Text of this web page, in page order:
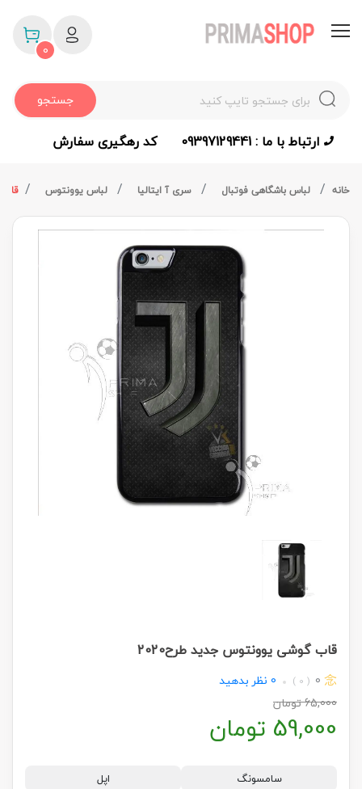
جستجو
0
ارتباط با ما : 09397129441 کد رهگیری سفارش
خانه لباس باشگاهی فوتبال سری آ ایتالیا لباس یوونتوس قاب
قاب گوشی یوونتوس جدید طرح2020
0
( 0 )
0 نظر بدهید
65,000تومان
59,000 تومان
سامسونگ اپل